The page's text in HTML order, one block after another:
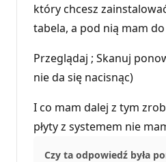
który chcesz
tabela, a pod nią mam
Przeglądaj ; Skanuj
nie da się nacisnąc)
I co mam dalej z tym
płyty z systemem nie
Czy ta odpowiedź była